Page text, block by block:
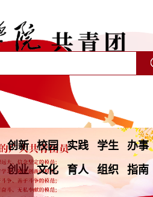
创新
创业
校园
文化
实践
育人
学生
组织
办事
指南